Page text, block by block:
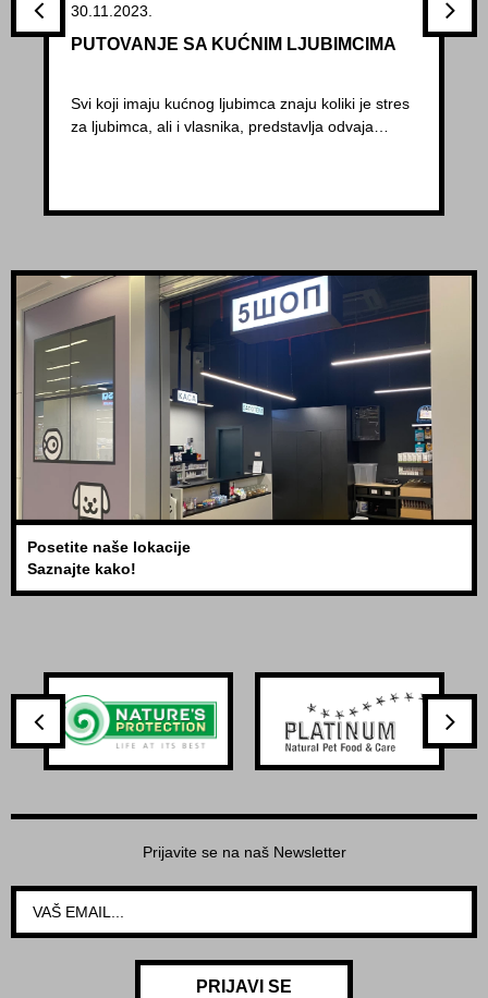
30.11.2023.
PUTOVANJE SA KUĆNIM LJUBIMCIMA
Svi koji imaju kućnog ljubimca znaju koliki je stres
za ljubimca, ali i vlasnika, predstavlja odvaja…
Posetite naše lokacije
Saznajte kako!
Prijavite se na naš Newsletter
PRIJAVI SE